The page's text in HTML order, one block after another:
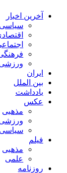
آخرین اخبار
سیاسی
ایران
بین الملل
یادداشت
عکس
مذهبی
سیاسی
فیلم
مذهبی
علمی
روزنامه